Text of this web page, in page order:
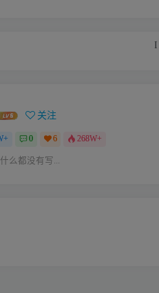
I
关注
0 6 268W+
么都没有写...